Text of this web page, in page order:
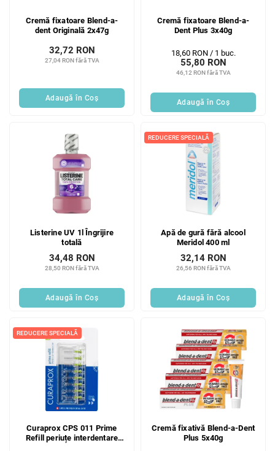
Cremă fixatoare Blend-a-
dent Originală 2x47g
27,04 RON fără TVA
32,72 RON
Adaugă în Coş
Cremă fixatoare Blend-a-
Dent Plus 3x40g
46,12 RON fără TVA
55,80 RON
Evaluare
preţ:
18,60 RON / 1 buc.
Adaugă în Coş
Listerine UV 1l Îngrijire
totală
28,50 RON fără TVA
34,48 RON
Adaugă în Coş
REDUCERE SPECIALĂ
Apă de gură fără alcool
Meridol 400 ml
26,56 RON fără TVA
32,14 RON
Adaugă în Coş
REDUCERE SPECIALĂ
Curaprox CPS 011 Prime
Refill periuțe interdentare
Cremă fixativă Blend-a-Dent
Plus 5x40g